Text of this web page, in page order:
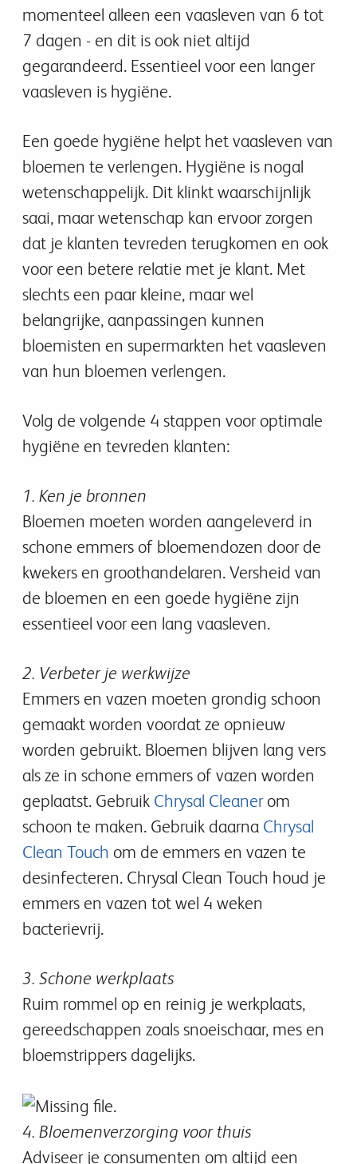
momenteel alleen een vaasleven van 6 tot
7 dagen - en dit is ook niet altijd
gegarandeerd. Essentieel voor een langer
vaasleven is hygiëne.
Een goede hygiëne helpt het vaasleven van
bloemen te verlengen. Hygiëne is nogal
wetenschappelijk. Dit klinkt waarschijnlijk
saai, maar wetenschap kan ervoor zorgen
dat je klanten tevreden terugkomen en ook
voor een betere relatie met je klant. Met
slechts een paar kleine, maar wel
belangrijke, aanpassingen kunnen
bloemisten en supermarkten het vaasleven
van hun bloemen verlengen.
Volg de volgende 4 stappen voor optimale
hygiëne en tevreden klanten:
1. Ken je bronnen
Bloemen moeten worden aangeleverd in
schone emmers of bloemendozen door de
kwekers en groothandelaren. Versheid van
de bloemen en een goede hygiëne zijn
essentieel voor een lang vaasleven.
2. Verbeter je werkwijze
Emmers en vazen moeten grondig schoon
gemaakt worden voordat ze opnieuw
worden gebruikt. Bloemen blijven lang vers
als ze in schone emmers of vazen worden
geplaatst. Gebruik Chrysal Cleaner om
schoon te maken. Gebruik daarna Chrysal
Clean Touch om de emmers en vazen te
desinfecteren. Chrysal Clean Touch houd je
emmers en vazen tot wel 4 weken
bacterievrij.
3. Schone werkplaats
Ruim rommel op en reinig je werkplaats,
gereedschappen zoals snoeischaar, mes en
bloemstrippers dagelijks.
4. Bloemenverzorging voor thuis
Adviseer je consumenten om altijd een